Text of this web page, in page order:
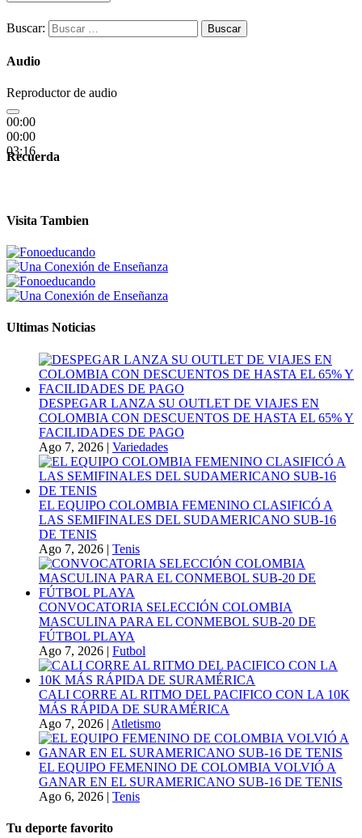
Buscar:
Audio
Reproductor de audio
00:00
00:00
03:16
Recuerda
Visita Tambien
Ultimas Noticias
DESPEGAR LANZA SU OUTLET DE VIAJES EN
COLOMBIA CON DESCUENTOS DE HASTA EL 65% Y
FACILIDADES DE PAGO
Ago 7, 2026 | Variedades
EL EQUIPO COLOMBIA FEMENINO CLASIFICÓ A
LAS SEMIFINALES DEL SUDAMERICANO SUB-16
DE TENIS
Ago 7, 2026 | Tenis
CONVOCATORIA SELECCIÓN COLOMBIA
MASCULINA PARA EL CONMEBOL SUB-20 DE
FÚTBOL PLAYA
Ago 7, 2026 | Futbol
CALI CORRE AL RITMO DEL PACIFICO CON LA 10K
MÁS RÁPIDA DE SURAMÉRICA
Ago 7, 2026 | Atletismo
EL EQUIPO FEMENINO DE COLOMBIA VOLVIÓ A
GANAR EN EL SURAMERICANO SUB-16 DE TENIS
Ago 6, 2026 | Tenis
Tu deporte favorito